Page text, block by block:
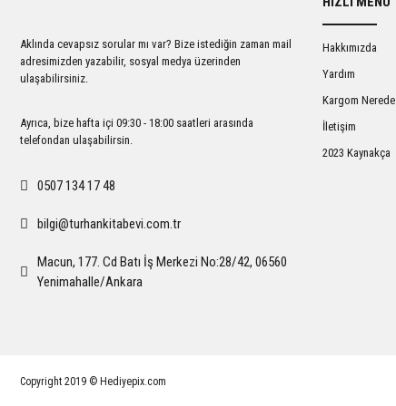
Ürün fiyatı diğer sitelerden daha pahalı.
Bu ürüne benzer farklı alternatifler olmalı.
Aklında cevapsız sorular mı var? Bize istediğin zaman mail
adresimizden yazabilir, sosyal medya üzerinden
ulaşabilirsiniz.
Ayrıca, bize hafta içi 09:30 - 18:00 saatleri arasında
telefondan ulaşabilirsin.
0507 134 17 48
bilgi@turhankitabevi.com.tr
Macun, 177. Cd Batı İş Merkezi No:28/42, 06560
Yenimahalle/Ankara
Hakkımızda
Yardım
Kargom Nerede
İletişim
2023 Kaynakça
Copyright 2019 © Hediyepix.com